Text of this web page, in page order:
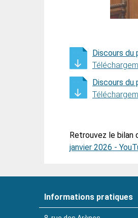
Discours du
Discours du
Retrouvez le bilan
janvier 2026 -
Informations pratiques